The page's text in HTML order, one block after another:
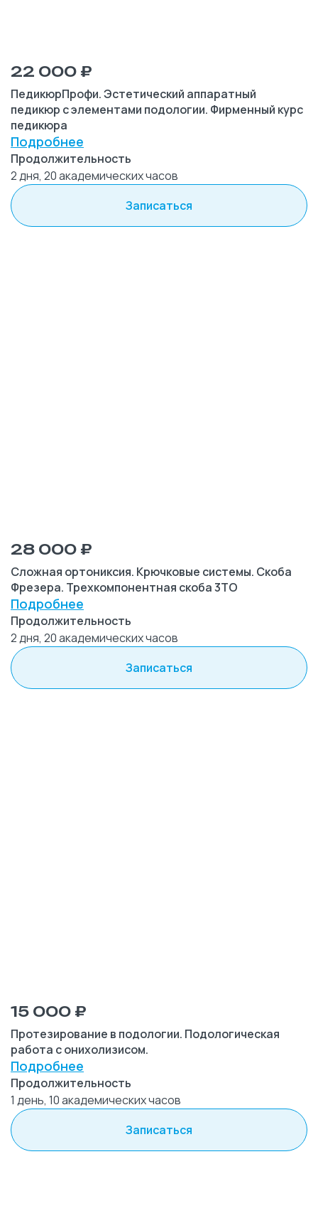
22 000 ₽
ПедикюрПрофи. Эстетический аппаратный
педикюр с элементами подологии. Фирменный курс
педикюра
Подробнее
Продолжительность
2 дня, 20 академических часов
Записаться
28 000 ₽
Сложная ортониксия. Крючковые системы. Скоба
Фрезера. Трехкомпонентная скоба 3ТО
Подробнее
Продолжительность
2 дня, 20 академических часов
Записаться
15 000 ₽
Протезирование в подологии. Подологическая
работа с онихолизисом.
Подробнее
Продолжительность
1 день, 10 академических часов
Записаться